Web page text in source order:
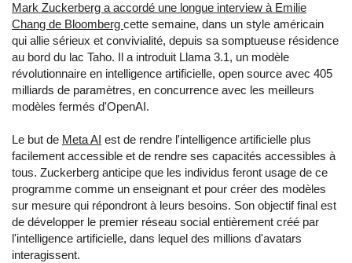
Mark Zuckerberg a accordé une longue interview à Emilie
Chang de Bloomberg cette semaine, dans un style américain
qui allie sérieux et convivialité, depuis sa somptueuse résidence
au bord du lac Taho. Il a introduit Llama 3.1, un modèle
révolutionnaire en intelligence artificielle, open source avec 405
milliards de paramètres, en concurrence avec les meilleurs
modèles fermés d'OpenAI.
Le but de Meta AI est de rendre l'intelligence artificielle plus
facilement accessible et de rendre ses capacités accessibles à
tous. Zuckerberg anticipe que les individus feront usage de ce
programme comme un enseignant et pour créer des modèles
sur mesure qui répondront à leurs besoins. Son objectif final est
de développer le premier réseau social entièrement créé par
l'intelligence artificielle, dans lequel des millions d'avatars
interagissent.